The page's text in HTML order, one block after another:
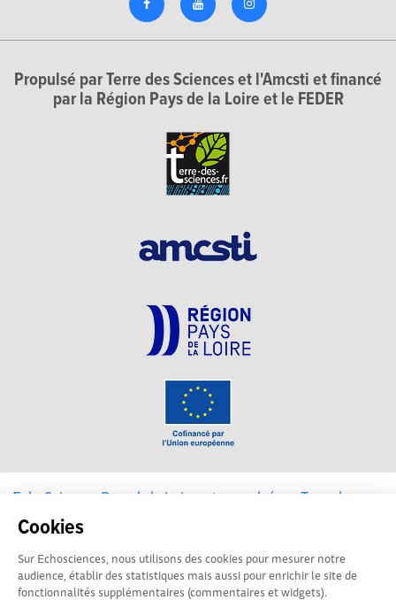
Cookies
Sur Echosciences, nous utilisons des cookies pour mesurer notre
audience, établir des statistiques mais aussi pour enrichir le site de
fonctionnalités supplémentaires (commentaires et widgets).
Propulsé par Terre des Sciences et l'Amcsti et financé
par la Région Pays de la Loire et le FEDER
EchoSciences Pays de la Loire est propulsé parTerre des
Sciences
Mentions légales|Politique de confidentialité|CGU
|Ligne éditoriale